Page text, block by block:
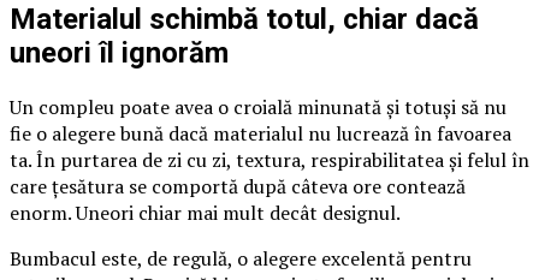
Materialul schimbă totul, chiar dacă
uneori îl ignorăm
Un compleu poate avea o croială minunată și totuși să nu
fie o alegere bună dacă materialul nu lucrează în favoarea
ta. În purtarea de zi cu zi, textura, respirabilitatea și felul în
care țesătura se comportă după câteva ore contează
enorm. Uneori chiar mai mult decât designul.
Bumbacul este, de regulă, o alegere excelentă pentru